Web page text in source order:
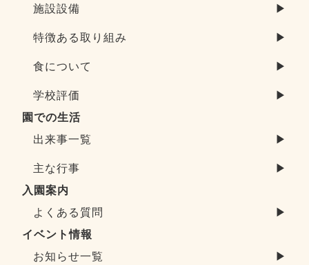
施設設備 ▶
特徴ある取り組み ▶
食について ▶
学校評価
▶
園での生活
出来事一覧
▶
主な行事
▶
入園案内
よくある質問
▶
イベント情報
お知らせ一覧
▶